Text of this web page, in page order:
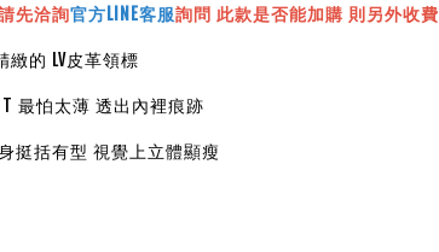
先洽詢官方LINE客服詢問 此款是否能加購 則另外收費
的 LV皮革領標
最怕太薄 透出內裡痕跡
挺括有型 視覺上立體顯瘦